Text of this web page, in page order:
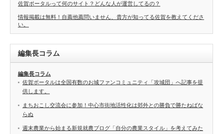
佐賀ポータルって何のサイト？どんな人が運営してるの？
情報掲載は無料！自薦他薦問いません、貴方が知ってる佐賀を教えてくださ
い。
編集長コラム
編集長コラム
佐賀ポータルは全国有数のお城ファンコミュニティ「攻城団」へ記事を提
供します。
まちおこし交流会に参加！中心市街地活性化は郊外との勝負で勝たねばな
らぬ
週末農業から始まる新規就農ブログ「自分の農業スタイル」を考えてみた